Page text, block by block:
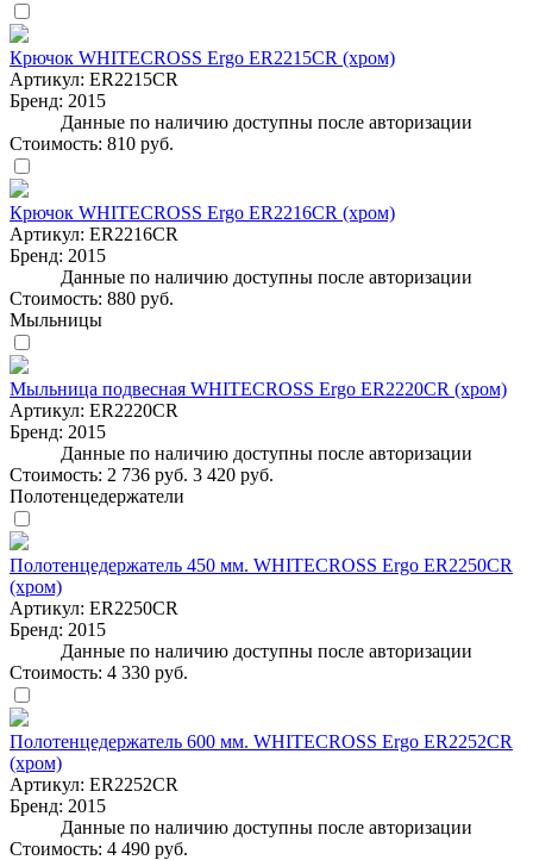
Крючок WHITECROSS Ergo ER2215CR (хром)
Артикул: ER2215CR
Бренд: 2015
Данные по наличию доступны после авторизации
Стоимость: 810 руб.
Крючок WHITECROSS Ergo ER2216CR (хром)
Артикул: ER2216CR
Бренд: 2015
Данные по наличию доступны после авторизации
Стоимость: 880 руб.
Мыльницы
Мыльница подвесная WHITECROSS Ergo ER2220CR (хром)
Артикул: ER2220CR
Бренд: 2015
Данные по наличию доступны после авторизации
Стоимость: 2 736 руб. 3 420 руб.
Полотенцедержатели
Полотенцедержатель 450 мм. WHITECROSS Ergo ER2250CR
(хром)
Артикул: ER2250CR
Бренд: 2015
Данные по наличию доступны после авторизации
Стоимость: 4 330 руб.
Полотенцедержатель 600 мм. WHITECROSS Ergo ER2252CR
(хром)
Артикул: ER2252CR
Бренд: 2015
Данные по наличию доступны после авторизации
Стоимость: 4 490 руб.